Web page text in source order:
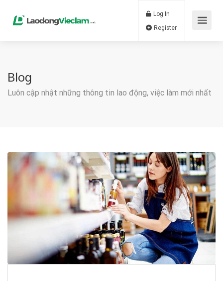
Log In
Blog
Luôn cập nhật những thông tin lao động, việc làm mới nhất